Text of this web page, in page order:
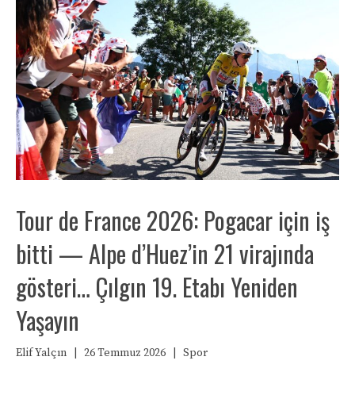
Tour de France 2026: Pogacar için iş
bitti — Alpe d’Huez’in 21 virajında
gösteri… Çılgın 19. Etabı Yeniden
Yaşayın
Elif Yalçın 26 Temmuz 2026 Spor